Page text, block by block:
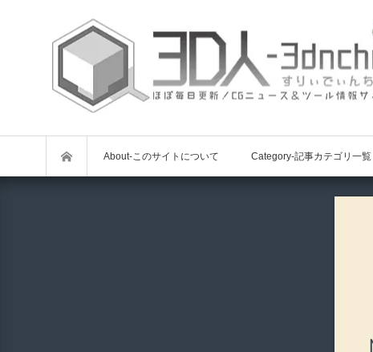
About-このサイトについて Category-記事カテゴリ一覧